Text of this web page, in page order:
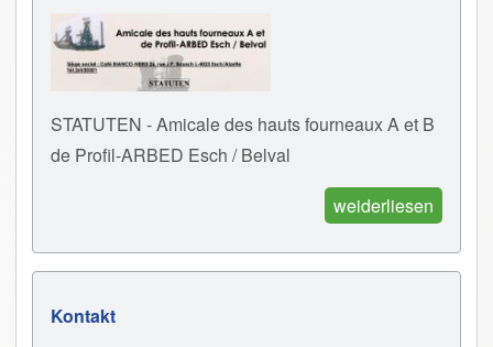
STATUTEN - Amicale des hauts fourneaux A et B
de Profil-ARBED Esch / Belval
weiderliesen
Kontakt